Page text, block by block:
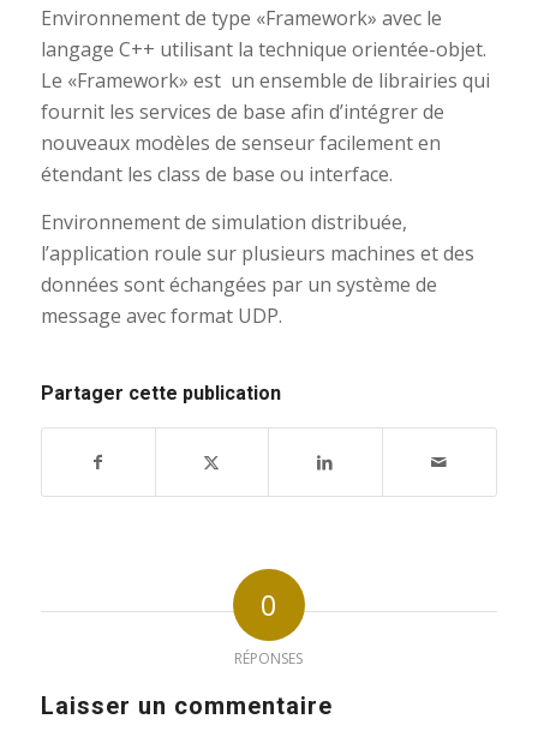
Environnement de type «Framework» avec le
langage C++ utilisant la technique orientée-objet.
Le «Framework» est un ensemble de librairies qui
fournit les services de base afin d’intégrer de
nouveaux modèles de senseur facilement en
étendant les class de base ou interface.
Environnement de simulation distribuée,
l’application roule sur plusieurs machines et des
données sont échangées par un système de
message avec format UDP.
Partager cette publication
0
RÉPONSES
Laisser un commentaire